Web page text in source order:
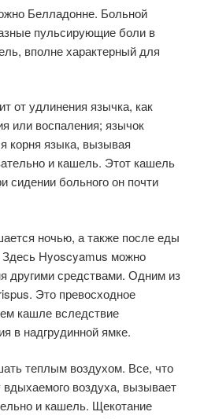
Белладонне. Больной
пульсирующие боли в
вполне характерный для
от удлинения язычка, как
или воспаления; язычок
корня языка, вызывая
и кашель. Этот кашель
сидении больного он почти
ночью, а также после еды
Здесь Hyoscyamus можно
другими средствами. Одним из
Это превосходное
кашле вследствие
в надгрудинной ямке.
теплым воздухом. Все, что
вдыхаемого воздуха, вызывает
и кашель. Щекотание